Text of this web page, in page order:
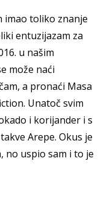
imao toliko znanje
entuzijazam za
u našim
može naći
a pronaći Masa
Unatoč svim
i korijander i s
Arepe. Okus je
no uspio sam i to je